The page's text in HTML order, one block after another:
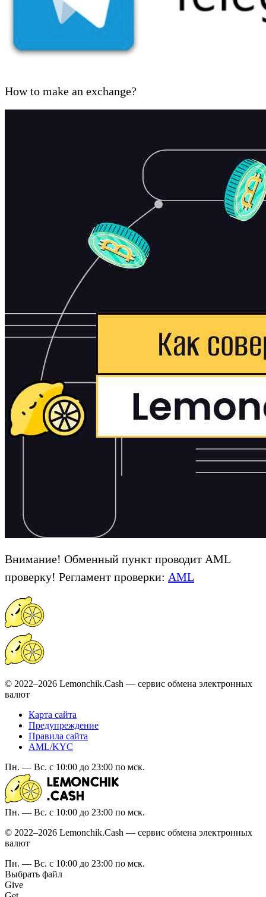
How to make an exchange?
Внимание! Обменный пункт проводит AML
проверку! Регламент проверки: AML
© 2022–2026 Lemonchik.Cash — сервис обмена электронных
валют
Карта сайта
Предупреждение
Правила сайта
AML/KYC
Пн. — Вс. с 10:00 до 23:00 по мск.
Пн. — Вс. с 10:00 до 23:00 по мск.
© 2022–2026 Lemonchik.Cash — сервис обмена электронных
валют
Пн. — Вс. с 10:00 до 23:00 по мск.
Выбрать файл
Give